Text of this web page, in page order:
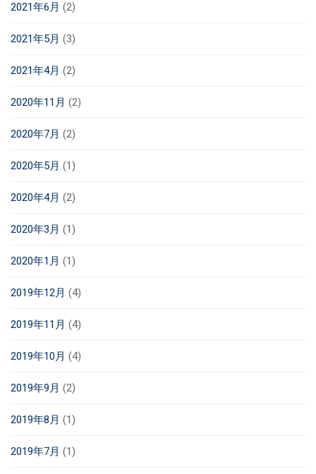
2021年6月 (2)
2021年5月 (3)
2021年4月 (2)
2020年11月 (2)
2020年7月 (2)
2020年5月 (1)
2020年4月 (2)
2020年3月 (1)
2020年1月 (1)
2019年12月 (4)
2019年11月 (4)
2019年10月 (4)
2019年9月 (2)
2019年8月 (1)
2019年7月 (1)